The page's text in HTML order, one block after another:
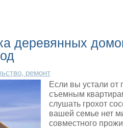
деревянных
ремонт
Если вы устали от
съемным
слушать грохот
вашей семье нет
совместного